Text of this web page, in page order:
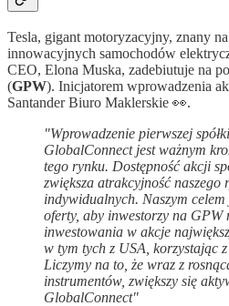
Tesla, gigant motoryzacyjny, znany
innowacyjnych samochodów
CEO, Elona Muska, zadebiutuje na
(GPW). Inicjatorem wprowadzenia
Santander Biuro Maklerskie 👀.
"Wprowadzenie pierwszej
GlobalConnect jest ważnym
tego rynku. Dostępność akcji
zwiększa atrakcyjność
indywidualnych. Naszym celem
oferty, aby inwestorzy na GPW
inwestowania w akcje
w tym tych z USA, korzystając
Liczymy na to, że wraz z
instrumentów, zwiększy się
GlobalConnect"